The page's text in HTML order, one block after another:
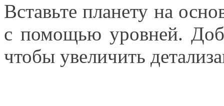
Вставьте планету на
с помощью уровней.
чтобы увеличить